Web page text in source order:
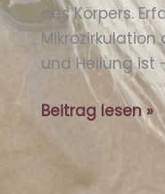
des Körpers.
und Heilung ist
Der
Beitrag lesen »